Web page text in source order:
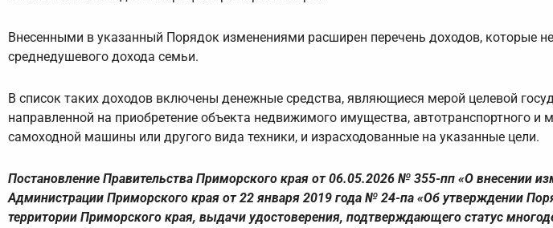
Внесенными в указанный Порядок изменениями расширен перечень доходов, которые
среднедушевого дохода семьи.
В список таких доходов включены денежные средства, являющиеся мерой целевой
направленной на приобретение объекта недвижимого имущества, автотранспортного и
самоходной машины или другого вида техники, и израсходованные на указанные цели.
Постановление Правительства Приморского края от 06.05.2026 № 355-пп «О внесении
Администрации Приморского края от 22 января 2019 года № 24-па «Об утверждении
территории Приморского края, выдачи удостоверения, подтверждающего статус